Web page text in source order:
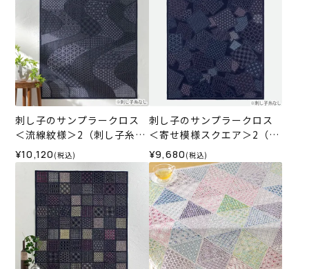
刺し子のサンプラークロス
＜流線紋様＞2（刺し子糸な
し）
¥10,120 (税込)
刺し子のサンプラークロス
＜寄せ模様スクエア＞2（刺
し子糸なし）
¥9,680 (税込)